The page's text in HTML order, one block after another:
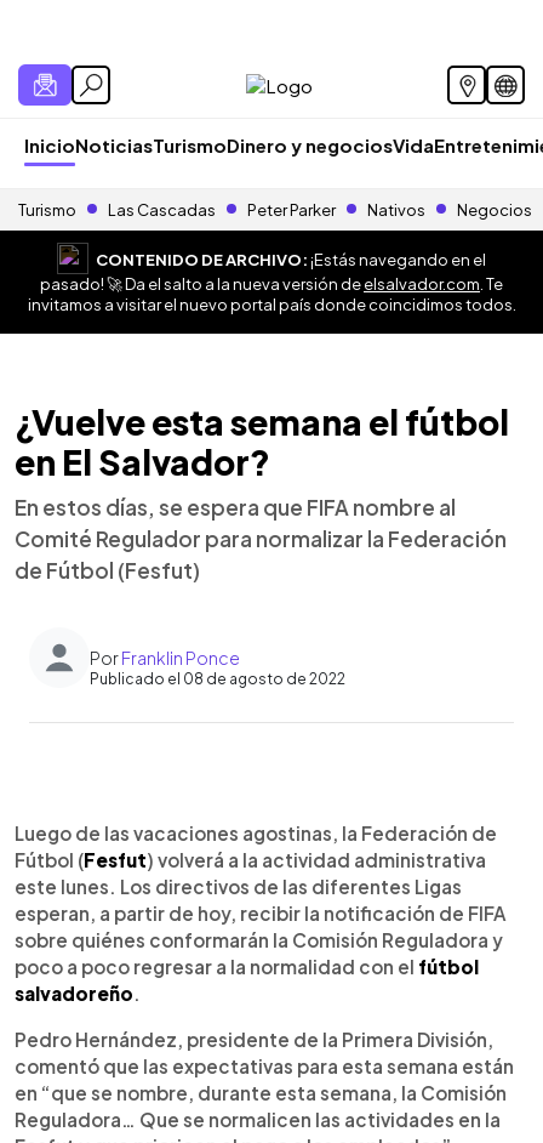
InicioNoticiasTurismoDinero y negociosVida
Turismo Las Cascadas Peter Parker Nativos Negocios
CONTENIDO DE ARCHIVO:¡Estás navegando en el
pasado! 🚀 Da el salto a la nueva versión deelsalvador.com . Te
invitamos a visitar el nuevo portal país donde coincidimos todos.
¿Vuelve esta semana el fútbol
en El Salvador?
En estos días, se espera que FIFA nombre al
Comité Regulador para normalizar la Federación
de Fútbol (Fesfut)
PorFranklin Ponce
Publicado el 08 de agosto de 2022
► Escuchar artículo
Luego de las vacaciones agostinas, la Federación de
Fútbol (Fesfut) volverá a la actividad administrativa
este lunes. Los directivos de las diferentes Ligas
esperan, a partir de hoy, recibir la notificación de FIFA
sobre quiénes conformarán la Comisión Reguladora y
poco a poco regresar a la normalidad con el fútbol
salvadoreño.
Pedro Hernández, presidente de la Primera División,
comentó que las expectativas para esta semana están
en “que se nombre, durante esta semana, la Comisión
Reguladora… Que se normalicen las actividades en la